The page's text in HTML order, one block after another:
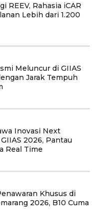
REEV, Rahasia iCAR
Lebih dari 1.200
Meluncur di GIIAS
Jarak Tempuh
Inovasi Next
2026, Pantau
Real Time
Khusus di
2026, B10 Cuma